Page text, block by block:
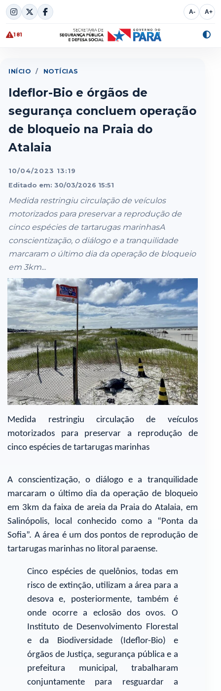
Skip
to
content
A- A+
181
INÍCIO / NOTÍCIAS
Ideflor-Bio e órgãos de
segurança concluem operação
de bloqueio na Praia do
Atalaia
10/04/2023 13:19
Editado em: 30/03/2026 15:51
Medida restringiu circulação de veículos
motorizados para preservar a reprodução de
cinco espécies de tartarugas marinhasA
conscientização, o diálogo e a tranquilidade
marcaram o último dia da operação de bloqueio
em 3km...
Medida restringiu circulação de veículos
motorizados para preservar a reprodução de
cinco espécies de tartarugas marinhas
A conscientização, o diálogo e a tranquilidade
marcaram o último dia da operação de bloqueio
em 3km da faixa de areia da Praia do Atalaia, em
Salinópolis, local conhecido como a “Ponta da
Sofia”. A área é um dos pontos de reprodução de
tartarugas marinhas no litoral paraense.
Cinco espécies de quelônios, todas em
risco de extinção, utilizam a área para a
desova e, posteriormente, também é
onde ocorre a eclosão dos ovos. O
Instituto de Desenvolvimento Florestal
e da Biodiversidade (Ideflor-Bio) e
órgãos de Justiça, segurança pública e a
prefeitura municipal, trabalharam
conjuntamente para resguardar a